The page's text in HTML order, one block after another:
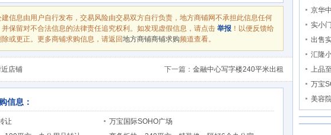
建信息由用户自行发布，交易风险由交易双方自行负责，地方商铺网不承担此信息任何
保留对不合法信息的法律责任追究权利。如发现虚假信息，请点击 举报 ！以便反馈给
或更正。更多商铺求购信息，请返回地方商铺商铺求购频道查看。
店铺 下一篇： 金融中心写字楼240平米出租
信息：
让
万宝国际SOHO广场
京华
实小
出售
汇隆
上品
万宝
美容